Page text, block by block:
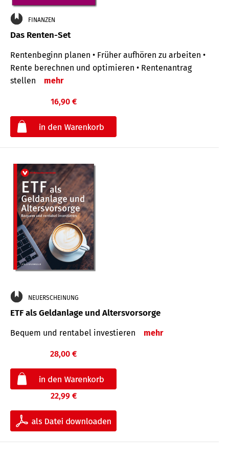
FINANZEN
Das Renten-Set
Rentenbeginn planen • Früher aufhören zu arbeiten •
Rente berechnen und optimieren • Rentenantrag
stellen
mehr
16,90 €
NEUERSCHEINUNG
ETF als Geldanlage und Altersvorsorge
Bequem und rentabel investieren mehr
28,00 €
22,99 €